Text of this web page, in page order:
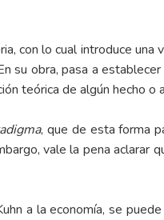
con lo cual introduce una
su obra, pasa a
teórica de algún hecho o
, que de esta forma
vale la pena aclarar
a la economía, se